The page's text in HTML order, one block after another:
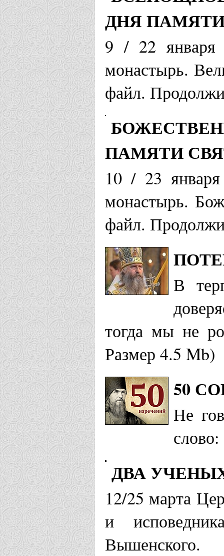
ДНЯ
9 / 22 января
монастырь.
файл.
ПАМЯТИ
10 / 23
монастырь.
файл.
В
тогда мы не
Размер 4.5 Mb)
50
Не
ДВА
12/25 марта
и
Вышенского.